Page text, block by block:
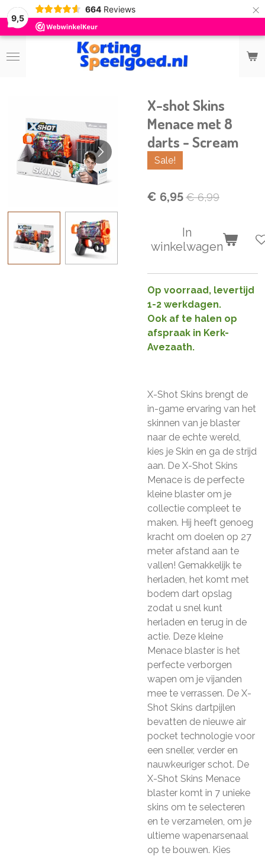
9,5
664 Reviews ×
X-shot Skins
Menace met 8
darts - Scream
Sale!
€ 6,95€ 6,99
In
winkelwagen
Op voorraad, levertijd
1-2 werkdagen.
Ook af te halen op
afspraak in Kerk-
Avezaath.
X-Shot Skins brengt de
in-game ervaring van het
skinnen van je blaster
naar de echte wereld,
kies je Skin en ga de strijd
aan. De X-Shot Skins
Menace is de perfecte
kleine blaster om je
collectie compleet te
maken. Hij heeft genoeg
kracht om doelen op 27
meter afstand aan te
vallen! Gemakkelijk te
herladen, het komt met
bodem dart opslag
zodat u snel kunt
herladen en terug in de
actie. Deze kleine
Menace blaster is het
perfecte verborgen
wapen om je vijanden
mee te verrassen. De X-
Shot Skins dartpijlen
bevatten de nieuwe air
pocket technologie voor
een sneller, verder en
nauwkeuriger schot. De
X-Shot Skins Menace
blaster komt in 7 unieke
skins om te selecteren
en te verzamelen, om je
ultieme wapenarsenaal
op te bouwen. Kies